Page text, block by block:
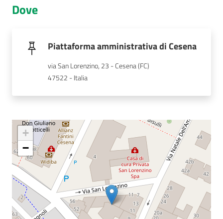
dei
Dedicato
e
Seguici
su
Dove
Piattaforma amministrativa di Cesena
via San Lorenzino, 23 - Cesena (FC)
47522 - Italia
+
−